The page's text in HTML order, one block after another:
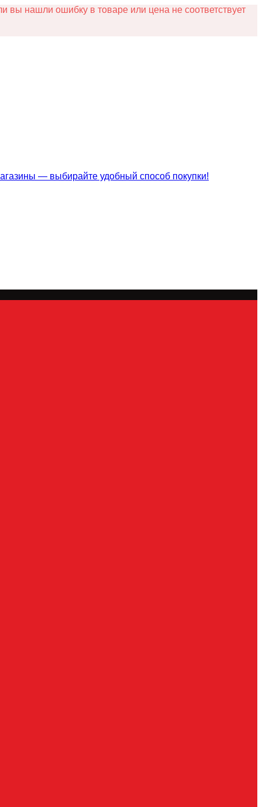
нашли ошибку в товаре или цена не соответствует
— выбирайте удобный способ покупки!